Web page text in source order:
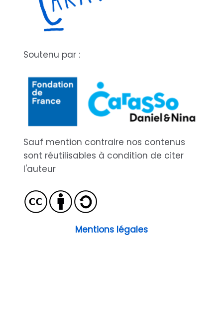
Soutenu par :
Sauf mention contraire nos contenus
sont réutilisables à condition de citer
l'auteur
Mentions légales